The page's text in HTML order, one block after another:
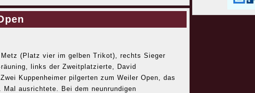
Metz (Platz vier im gelben Trikot), rechts Sieger
links der Zweitplatzierte, David
Kuppenheimer pilgerten zum Weiler Open, das
ausrichtete. Bei dem neunrundigen